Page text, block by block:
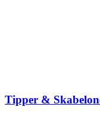
Tipper &